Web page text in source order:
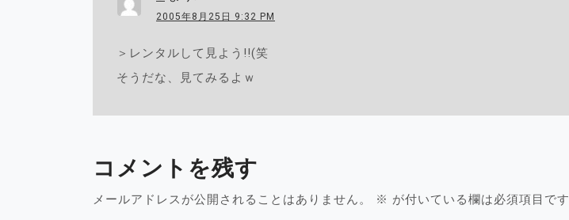
2005年8月25日 9:32 PM
＞レンタルして見よう!!(笑
そうだな、見てみるよｗ
コメントを残す
メールアドレスが公開されることはありません。 ※ が付いている欄は必須項目です